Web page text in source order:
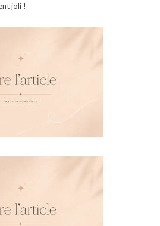
joli !